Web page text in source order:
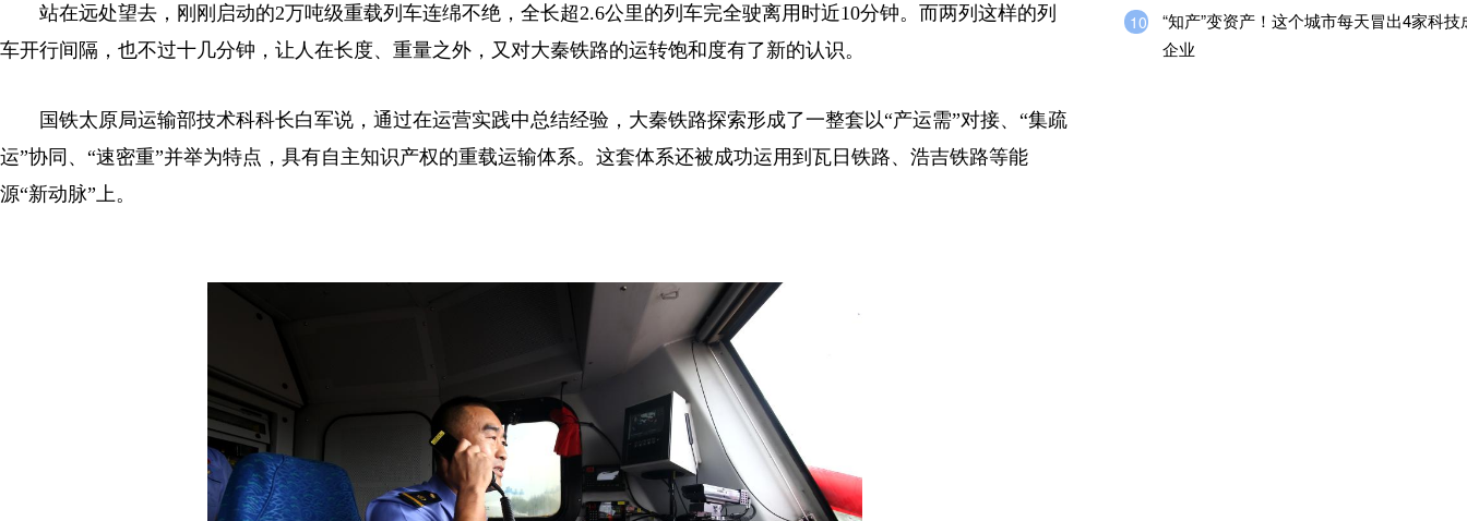
站在远处望去，刚刚启动的2万吨级重载列车连绵不绝，全长超2.6公里的列车完全驶离用时近10分钟。而两列这样的列
车开行间隔，也不过十几分钟，让人在长度、重量之外，又对大秦铁路的运转饱和度有了新的认识。
国铁太原局运输部技术科科长白军说，通过在运营实践中总结经验，大秦铁路探索形成了一整套以“产运需”对接、“集疏
运”协同、“速密重”并举为特点，具有自主知识产权的重载运输体系。这套体系还被成功运用到瓦日铁路、浩吉铁路等能
源“新动脉”上。
10
“知产”变资产！这个城市每天冒出4家科技
企业